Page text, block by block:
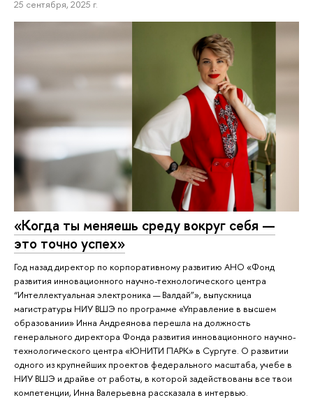
25 сентября, 2025 г.
«Когда ты меняешь среду вокруг себя —
это точно успех»
Год назад директор по корпоративному развитию АНО «Фонд
развития инновационного научно-технологического центра
“Интеллектуальная электроника — Валдай”», выпускница
магистратуры НИУ ВШЭ по программе «Управление в высшем
образовании» Инна Андреянова перешла на должность
генерального директора Фонда развития инновационного научно-
технологического центра «ЮНИТИ ПАРК» в Сургуте. О развитии
одного из крупнейших проектов федерального масштаба, учебе в
НИУ ВШЭ и драйве от работы, в которой задействованы все твои
компетенции, Инна Валерьевна рассказала в интервью.